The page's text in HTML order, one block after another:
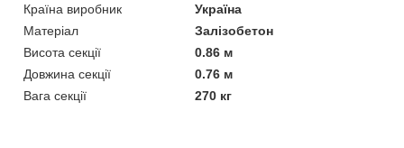
Країна виробник
Україна
Матеріал
Залізобетон
Висота секції
0.86 м
Довжина секції
0.76 м
Вага секції
270 кг